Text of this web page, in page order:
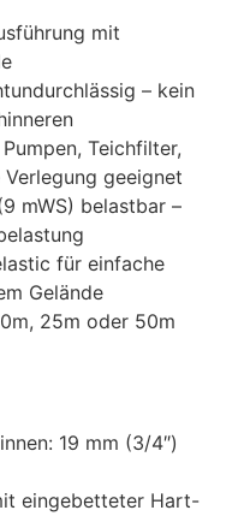
mit
– kein
Teichfilter,
geeignet
mWS) belastbar –
für einfache
Gelände
25m oder 50m
19 mm (3/4″)
eingebetteter Hart-